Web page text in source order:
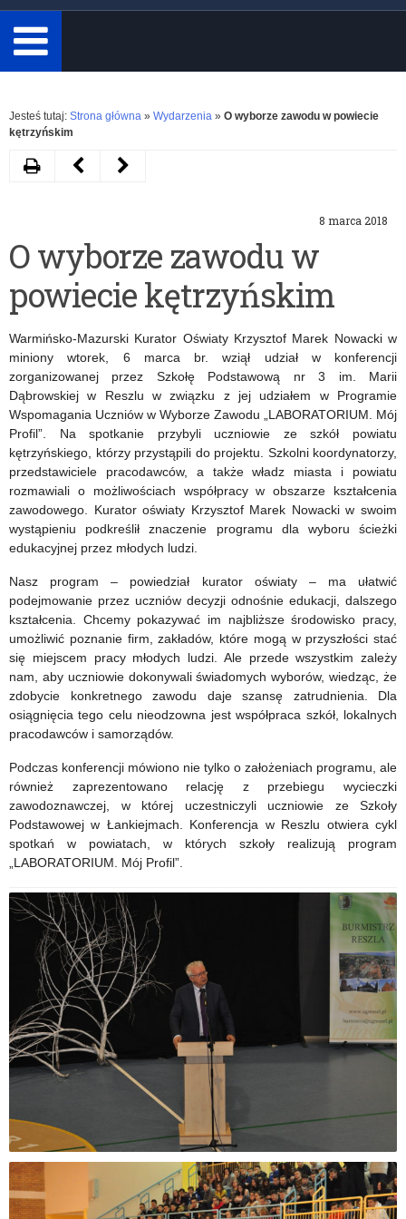
minimum
3
znaki.
Rozwiń
Jesteś tutaj: Strona główna » Wydarzenia » O wyborze zawodu w powiecie
kętrzyńskim
8 marca 2018
O wyborze zawodu w
powiecie kętrzyńskim
Warmińsko-Mazurski Kurator Oświaty Krzysztof Marek Nowacki w
miniony wtorek, 6 marca br. wziął udział w konferencji
zorganizowanej przez Szkołę Podstawową nr 3 im. Marii
Dąbrowskiej w Reszlu w związku z jej udziałem w Programie
Wspomagania Uczniów w Wyborze Zawodu „LABORATORIUM. Mój
Profil”. Na spotkanie przybyli uczniowie ze szkół powiatu
kętrzyńskiego, którzy przystąpili do projektu. Szkolni koordynatorzy,
przedstawiciele pracodawców, a także władz miasta i powiatu
rozmawiali o możliwościach współpracy w obszarze kształcenia
zawodowego. Kurator oświaty Krzysztof Marek Nowacki w swoim
wystąpieniu podkreślił znaczenie programu dla wyboru ścieżki
edukacyjnej przez młodych ludzi.
Nasz program – powiedział kurator oświaty – ma ułatwić
podejmowanie przez uczniów decyzji odnośnie edukacji, dalszego
kształcenia. Chcemy pokazywać im najbliższe środowisko pracy,
umożliwić poznanie firm, zakładów, które mogą w przyszłości stać
się miejscem pracy młodych ludzi. Ale przede wszystkim zależy
nam, aby uczniowie dokonywali świadomych wyborów, wiedząc, że
zdobycie konkretnego zawodu daje szansę zatrudnienia. Dla
osiągnięcia tego celu nieodzowna jest współpraca szkół, lokalnych
pracodawców i samorządów.
Podczas konferencji mówiono nie tylko o założeniach programu, ale
również zaprezentowano relację z przebiegu wycieczki
zawodoznawczej, w której uczestniczyli uczniowie ze Szkoły
Podstawowej w Łankiejmach. Konferencja w Reszlu otwiera cykl
spotkań w powiatach, w których szkoły realizują program
„LABORATORIUM. Mój Profil”.
DrukujNastępny
i
uczniowie
Poprzedni
zespołu
konsultacyjnego
Promujących
Zdrowie